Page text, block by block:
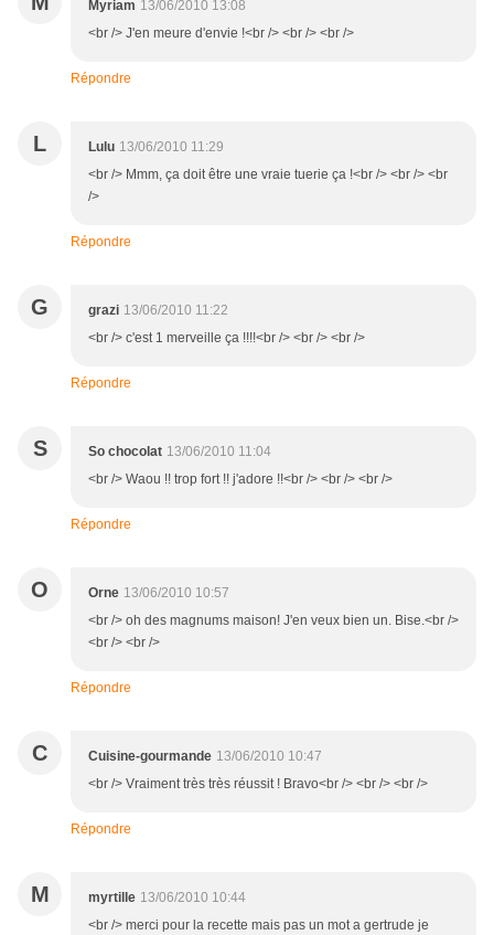
Myriam 13/06/2010 13:08
<br /> J'en meure d'envie !<br /> <br /> <br />
Répondre
L Lulu 13/06/2010 11:29
<br /> Mmm, ça doit être une vraie tuerie ça !<br /> <br /> <br
/>
Répondre
G grazi 13/06/2010 11:22
<br /> c'est 1 merveille ça !!!!<br /> <br /> <br />
Répondre
S So chocolat 13/06/2010 11:04
<br /> Waou !! trop fort !! j'adore !!<br /> <br /> <br />
Répondre
O Orne 13/06/2010 10:57
<br /> oh des magnums maison! J'en veux bien un. Bise.<br />
<br /> <br />
Répondre
C Cuisine-gourmande 13/06/2010 10:47
<br /> Vraiment très très réussit ! Bravo<br /> <br /> <br />
Répondre
M myrtille 13/06/2010 10:44
<br /> merci pour la recette mais pas un mot a gertrude je